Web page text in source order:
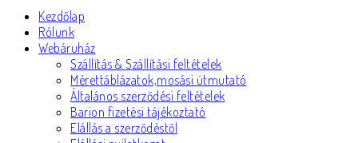
Kezdőlap
Rólunk
Webáruház
Szállítás & Szállítási feltételek
Mérettáblázatok,mosási útmutató
Általános szerződési feltételek
Barion fizetési tájékoztató
Elállás a szerződéstől